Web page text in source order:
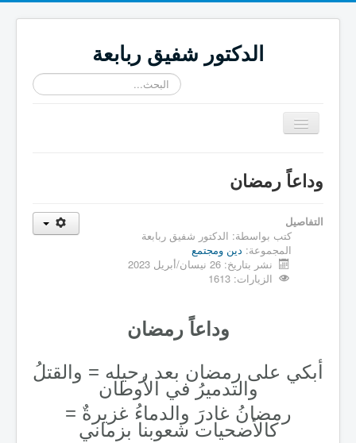
الدكتور شفيق ربابعة
البحث...
تبديل
المتصفح
وداعاً رمضان
التفاصيل
كتب بواسطة: الدكتور شفيق ربابعة
المجموعة: دين ومجتمع
نشر بتاريخ: 26 نيسان/أبريل 2023
الزيارات: 1613
وداعاً رمضان
أبكي على رمضان بعد رحيله = والقتلُ
والتدميرُ في الأوطان
رمضانُ غادرَ والدماءُ غزيرةٌ =
كالأضحيات شعوبنا بزماني